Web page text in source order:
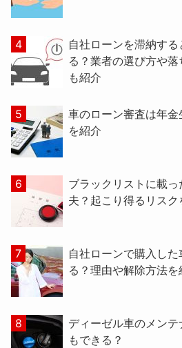
自社ローンを滞納す
る？業者の選び方や
も紹介
車のローン審査は年
を紹介
ブラックリストに載
夫？起こり得るリスク
自社ローンで購入し
る？理由や解除方法を
ディーゼル車のメン
もできる？